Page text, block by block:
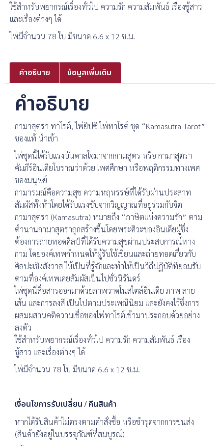
ใช้สำหรับพยากรณ์เรื่องทั่วไป ความรัก ความสัมพันธ์ เรื่องชู้สาว
และเรื่องต่างๆ ได้
ไพ่มีจำนวน 78 ใบ มีขนาด 6.6 x 12 ซ.ม.
คำอธิบาย ข้อมูลเพิ่มเติม
คำอธิบาย
กามาสุตรา ทาโรต์, ไพ่ยิปซี ไพ่ทาโรต์ ชุด “Kamasutra Tarot”
ของแท้ นำเข้า
ไพ่ชุดนี้ได้รับแรงบันดาลใจมาจากกามสูตร หรือ กามาสุตรา
คัมภีร์อินเดียโบราณว่าด้วย เพศศึกษา หรือพฤติกรรมทางเพศ
ของมนุษย์
กามารมณ์คือความสุข ความหฤหรรษ์ที่ได้รับผ่านประสาท
สัมผัสทั้งห้าโดยได้รับแรงขับจากวิญญาณที่อยู่ร่วมกับจิต
กามาสุตรา (Kamasutra) หมายถึง “ภาษิตแห่งความรัก” ตาม
ตำนานกามาสุตราถูกสร้างขึ้นโดยพระศิวะของอินเดียผู้ซึ่ง
ต้องการถ่ายทอดศิลป์ที่ได้รับความสุขผ่านประสบการณ์ทาง
กาม โดยองค์เทพกำหนดให้ผู้รับใช้เขียนและถ่ายทอดเกี่ยวกับ
ศิลปะเชิงสังวาส ให้เป็นที่รู้จักและทำให้เป็นวิถีปฏิบัติที่ยอมรับ
ตามที่องค์เทพเคยสัมผัสเป็นไปชั่วนิรันดร์
ไพ่ชุดนี่สื่อสารออกมาด้วยภาพวาดในสไตล์อินเดีย ภาพ ลาย
เส้น และการลงสี เป็นไปตามประเพณีนิยม และยังคงไว้ซึ่งการ
ผสมผสานคติความเชื่อของไพ่ทาโรต์เข้ามาประกอบด้วยอย่าง
ลงตัว
ใช้สำหรับพยากรณ์เรื่องทั่วไป ความรัก ความสัมพันธ์ เรื่อง
ชู้สาว และเรื่องต่างๆ ได้
ไพ่มีจำนวน 78 ใบ มีขนาด 6.6 x 12 ซ.ม.
เงื่อนไขการรับเปลี่ยน / คืนสินค้า
หากได้รับสินค้าไม่ตรงตามคำสั่งซื้อ หรือชำรุดจากการขนส่ง
(สินค้ายังอยู่ในบรรจุภัณฑ์ที่สมบูรณ์)